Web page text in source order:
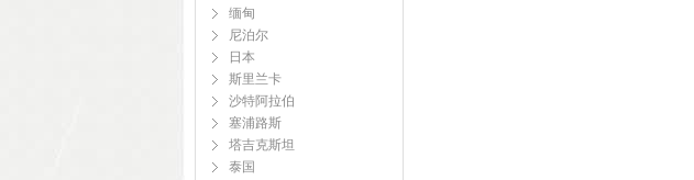
缅甸
尼泊尔
日本
斯里兰卡
沙特阿拉伯
塞浦路斯
塔吉克斯坦
泰国